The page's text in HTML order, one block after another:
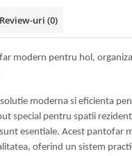
Review-uri (0)
modern pentru hol,
moderna si eficienta
special pentru spatii
esentiale. Acest pantofar
oferind un sistem